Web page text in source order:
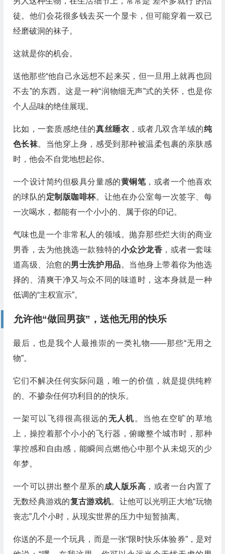
徒。他们会花很多钱去买一个显卡，但可能穿着一双已
经磨破洞的袜子。
这就是你的机会。
送他那些“他自己永远想不起来买，但一旦用上就再也回
不去”的东西。这是一种“润物细无声”式的关怀，也是你
个人品味的绝佳展现。
比如，一套质感绝佳的真丝睡衣 ，或者几双含羊绒的纯
色长袜。当他穿上身，感受到那种被温柔包裹的亲肤感
时，他会不自觉地想起你。
一个设计简约但极具分量感的黄铜笔，或者一个他喜欢
的球队的定制版咖啡杯。让他在办公室每一次签字、每
一次喝水，都能有一个小小的、属于你的印记。
气味也是一个非常私人的领域。抛弃那些烂大街的商业
男香，去为他挑选一款独特的小众沙龙香 ，或者一套味
道高级、治愈的男士洗护用品。当他身上带着你为他选
择的、清爽干净又与众不同的味道时，这本身就是一种
低调的“主权宣示”。
允许他“做回男孩”，送他无用的快乐
最后，也是我个人最推崇的一类礼物——那些“无用之
物”。
它们不解决任何实际问题，唯一的价值，就是提供纯粹
的、不掺杂任何功利目的的快乐。
一架可以飞得很高很远的无人机。当他在空旷的草地
上，操控着那个小小的飞行器，俯瞰整个城市时，那种
掌控感和自由感，能瞬间点燃他心中那个从未熄灭的少
年梦。
一个可以拼出整个星系的成人版乐高 ，或者一台内置了
无数经典游戏的复古游戏机。让他可以光明正大地“玩物
丧志”几个小时，从现实世界的压力中短暂抽离。
你送的不是一个玩具，而是一张“限时快乐体验券”，是对